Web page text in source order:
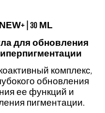
| 30 ML
для обновления
комплекс,
обновления
ее функций и
пигментации.